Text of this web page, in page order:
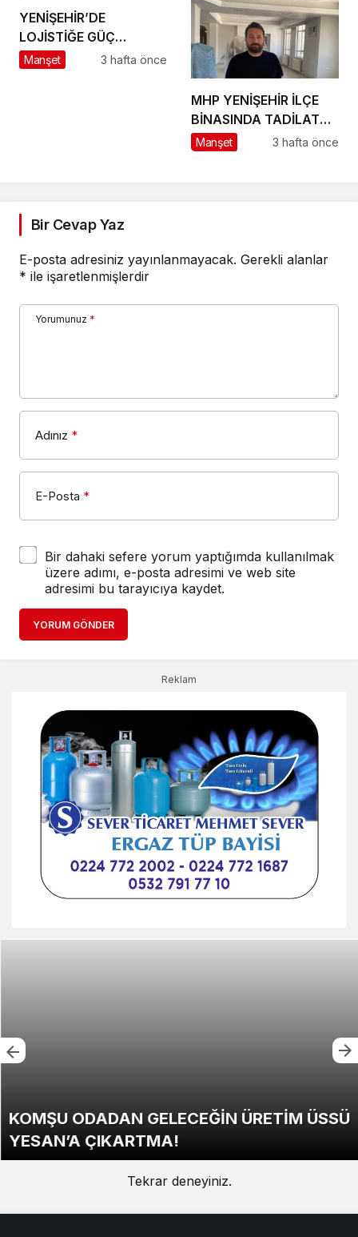
YENİŞEHİR’DE
LOJİSTİĞE GÜÇ
KATACAK ADIM
Manşet 3 hafta önce
MHP YENİŞEHİR İLÇE
BİNASINDA TADİLAT
BAŞLADI
Manşet 3 hafta önce
Bir Cevap Yaz
E-posta adresiniz yayınlanmayacak. Gerekli alanlar
* ile işaretlenmişlerdir
Yorumunuz *
Adınız *
E-Posta *
Bir dahaki sefere yorum yaptığımda kullanılmak
üzere adımı, e-posta adresimi ve web site
adresimi bu tarayıcıya kaydet.
YORUM GÖNDER
Reklam
KOMŞU ODADAN GELECEĞİN ÜRETİM ÜSSÜ
YESAN’A ÇIKARTMA!
Tekrar deneyiniz.